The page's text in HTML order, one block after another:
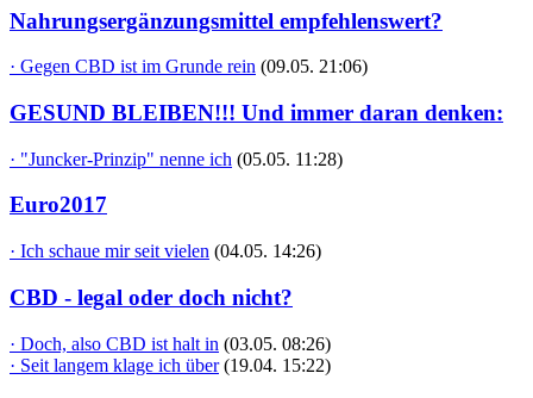
Nahrungsergänzungsmittel empfehlenswert?
· Gegen CBD ist im Grunde rein (09.05. 21:06)
GESUND BLEIBEN!!! Und immer daran denken:
· "Juncker-Prinzip" nenne ich (05.05. 11:28)
Euro2017
· Ich schaue mir seit vielen (04.05. 14:26)
CBD - legal oder doch nicht?
· Doch, also CBD ist halt in (03.05. 08:26)
· Seit langem klage ich über (19.04. 15:22)